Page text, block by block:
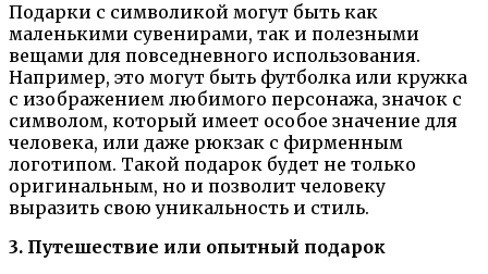
Подарки с символикой могут быть как
маленькими сувенирами, так и полезными
вещами для повседневного использования.
Например, это могут быть футболка или кружка
с изображением любимого персонажа, значок с
символом, который имеет особое значение для
человека, или даже рюкзак с фирменным
логотипом. Такой подарок будет не только
оригинальным, но и позволит человеку
выразить свою уникальность и стиль.
3. Путешествие или опытный подарок